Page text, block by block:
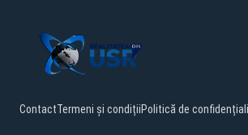
ContactTermeni și condițiiPolitică de